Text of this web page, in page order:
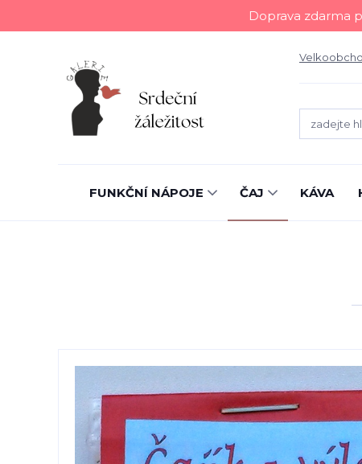
Doprava zdarma
FUNKČNÍ NÁPOJE ČAJ KÁVA